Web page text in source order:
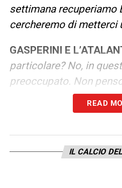
settimana recuperiamo
cercheremo di metterci
GASPERINI E
particolare? No, in
preoccupato. Non
fatto che dobbiamo
altri giocatori dentro
una prestazione
quella di stasera».
READ
IL CALCIO